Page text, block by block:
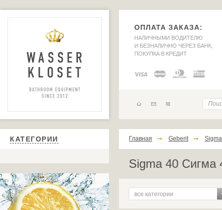
ОПЛАТА ЗАКАЗА:
НАЛИЧНЫМИ ВОДИТЕЛЮ
И БЕЗНАЛИЧНО ЧЕРЕЗ БАНК,
ПОКУПКА В КРЕДИТ
КАТЕГОРИИ Главная Geberit
Sigma 40 Сигма
все категории